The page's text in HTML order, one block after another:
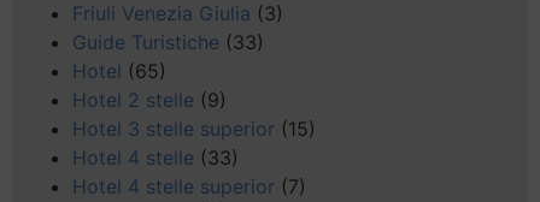
Friuli Venezia Giulia (3)
Guide Turistiche (33)
Hotel (65)
Hotel 2 stelle (9)
Hotel 3 stelle superior (15)
Hotel 4 stelle (33)
Hotel 4 stelle superior (7)